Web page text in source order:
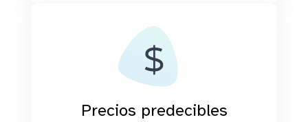
Precios predecibles